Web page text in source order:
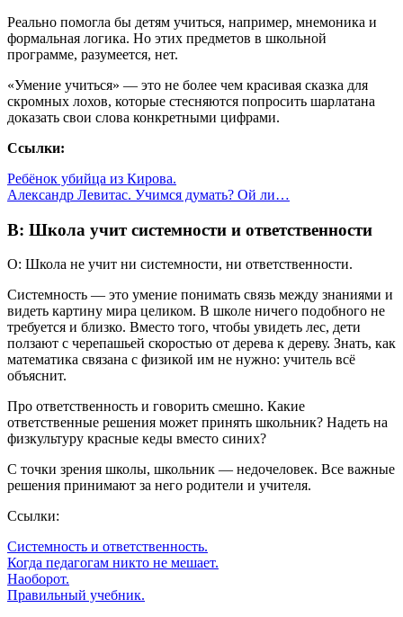
Реально помогла бы детям учиться, например, мнемоника и
формальная логика. Но этих предметов в школьной
программе, разумеется, нет.
«Умение учиться» — это не более чем красивая сказка для
скромных лохов, которые стесняются попросить шарлатана
доказать свои слова конкретными цифрами.
Ссылки:
Ребёнок убийца из Кирова.
Александр Левитас. Учимся думать? Ой ли…
В: Школа учит системности и ответственности
О: Школа не учит ни системности, ни ответственности.
Системность — это умение понимать связь между знаниями и
видеть картину мира целиком. В школе ничего подобного не
требуется и близко. Вместо того, чтобы увидеть лес, дети
ползают с черепашьей скоростью от дерева к дереву. Знать, как
математика связана с физикой им не нужно: учитель всё
объяснит.
Про ответственность и говорить смешно. Какие
ответственные решения может принять школьник? Надеть на
физкультуру красные кеды вместо синих?
С точки зрения школы, школьник — недочеловек. Все важные
решения принимают за него родители и учителя.
Cсылки:
Системность и ответственность.
Когда педагогам никто не мешает.
Наоборот.
Правильный учебник.